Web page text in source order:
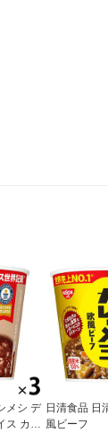
メシ デ
ス カッ
日清食品 日
風ビーフ